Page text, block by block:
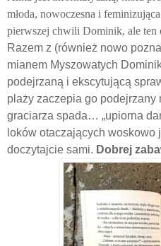
młoda, nowoczesna i
pierwszej chwili Dominik, ale ten
Razem z (również nowo
mianem Myszowatych
podejrzaną i ekscytującą
plaży zaczepia go podejrzany
graciarza spada… „upiorna
loków otaczających woskowo
doczytajcie sami. Dobrej